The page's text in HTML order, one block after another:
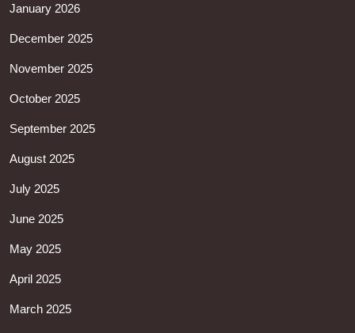
January 2026
December 2025
November 2025
October 2025
September 2025
August 2025
July 2025
June 2025
May 2025
April 2025
March 2025